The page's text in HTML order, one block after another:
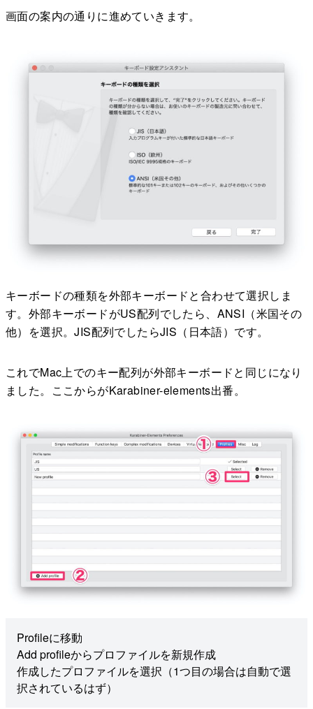
画面の案内の通りに進めていきます。
キーボードの種類を外部キーボードと合わせて選択しま
す。外部キーボードがUS配列でしたら、ANSI（米国その
他）を選択。JIS配列でしたらJIS（日本語）です。
これでMac上でのキー配列が外部キーボードと同じになり
ました。ここからがKarabiner-elements出番。
Profileに移動
Add profileからプロファイルを新規作成
作成したプロファイルを選択（1つ目の場合は自動で選
択されているはず）